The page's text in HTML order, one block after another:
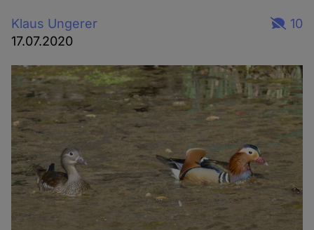
Klaus Ungerer
17.07.2020
10